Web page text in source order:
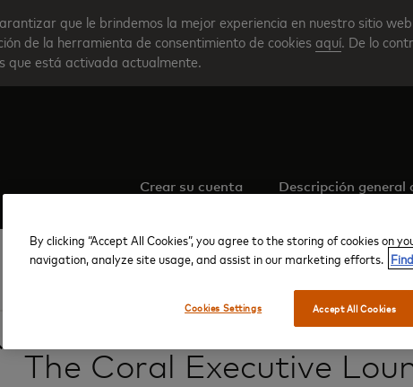
que le brindemos la mejor experiencia en nuestro sitio
de la herramienta de consentimiento de cookies aquí. De lo
que está activada actualmente.
Crear su cuenta Descripción general
Aeropuerto Internacional Udon Thani / Terminal 2
The Coral Executive
By clicking “Accept All Cookies”, you agree to the storing of cookies on
navigation, analyze site usage, and assist in our marketing efforts.
Accept All Cookies
Cookies Settings